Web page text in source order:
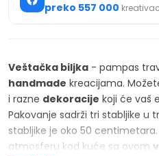
preko 557 000
Veštačka biljka - pampas
handmade kreacijama.
i razne dekoracije koji će vaš
Pakovanje sadrži tri stabljike u
stabljike je oko 50
atmosferu kod kuće sa ovom